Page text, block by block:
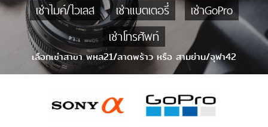
เช่าไมค์/ไวเลส
เช่าแบตเตอรี่
เช่าGoPro
เช่าโทรศัพท์
เลือกเช่าสาขาพหล21/ลาดพร้าวหรือ สามย่าน/จุฬา42